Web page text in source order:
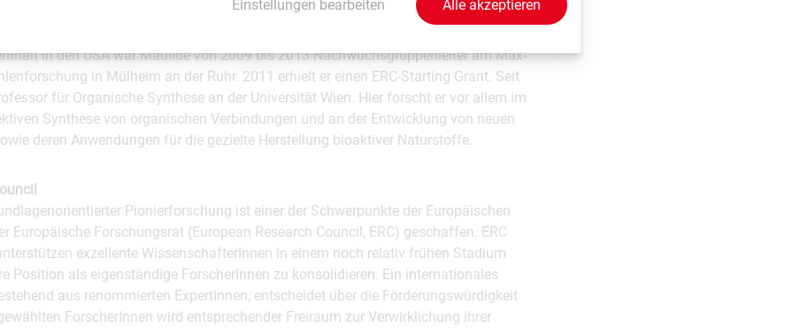
Chemie studiert und 2007 mit einer Arbeit im Bereich der Organischen
in den USA war Maulide von 2009 bis 2013 Nachwuchsgruppenleiter am Max-
in Mülheim an der Ruhr. 2011 erhielt er einen ERC-Starting Grant. Seit
für Organische Synthese an der Universität Wien. Hier forscht er vor allem im
Synthese von organischen Verbindungen und an der Entwicklung von neuen
deren Anwendungen für die gezielte Herstellung bioaktiver Naturstoffe.
Pionierforschung ist einer der Schwerpunkte der Europäischen
Europäische Forschungsrat (European Research Council, ERC) geschaffen. ERC
exzellente WissenschafterInnen in einem noch relativ frühen Stadium
Position als eigenständige ForscherInnen zu konsolidieren. Ein internationales
aus renommierten ExpertInnen, entscheidet über die Förderungswürdigkeit
ForscherInnen wird entsprechender Freiraum zur Verwirklichung ihrer
Einstellungen bearbeiten Alle akzeptieren